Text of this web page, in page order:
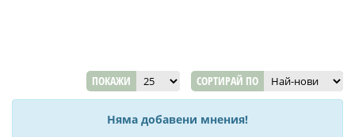
ПОКАЖИ СОРТИРАЙ ПО
Няма добавени мнения!